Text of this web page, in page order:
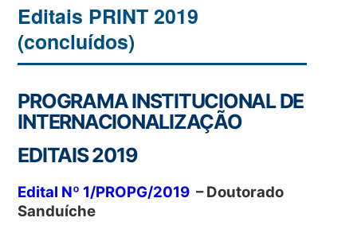
Editais PRINT 2019
(concluídos)
PROGRAMA INSTITUCIONAL DE
INTERNACIONALIZAÇÃO
EDITAIS 2019
Edital Nº 1/PROPG/2019 – Doutorado
Sanduíche